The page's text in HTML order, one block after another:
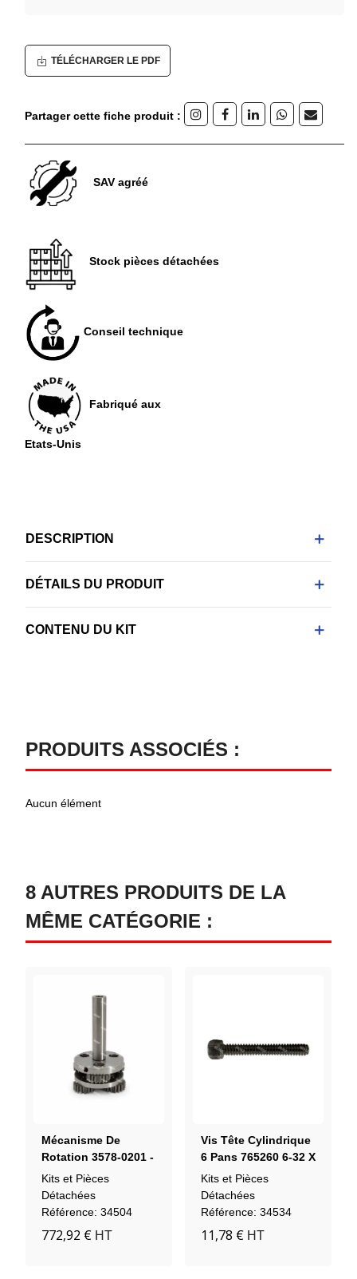
TÉLÉCHARGER LE PDF
Partager cette fiche produit :
SAV agréé
Stock pièces détachées
Conseil technique
Fabriqué aux
Etats-Unis
DESCRIPTION
DÉTAILS DU PRODUIT
CONTENU DU KIT
PRODUITS ASSOCIÉS :
Aucun élément
8 AUTRES PRODUITS DE LA
MÊME CATÉGORIE :
Mécanisme De
Rotation 3578-0201 -
Engrenages
Planétaires 5:1 (12
Dents)
Kits et Pièces
Détachées
Référence: 34504
772,92 € HT
Vis Tête Cylindrique
6 Pans 765260 6-32 X
1
Kits et Pièces
Détachées
Référence: 34534
11,78 € HT